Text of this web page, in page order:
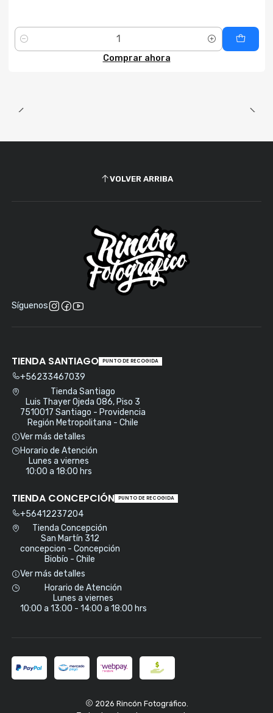
Cantidad
Comprar ahora
VOLVER ARRIBA
Síguenos
TIENDA SANTIAGO PUNTO DE RECOGIDA
+56233467039
Tienda Santiago
Luis Thayer Ojeda 086, Piso 3
7510017 Santiago - Providencia
Región Metropolitana - Chile
Ver más detalles
Horario de Atención
Lunes a viernes
10:00 a 18:00 hrs
TIENDA CONCEPCIÓN PUNTO DE RECOGIDA
+56412237204
Tienda Concepción
San Martín 312
concepcion - Concepción
Biobío - Chile
Ver más detalles
Horario de Atención
Lunes a viernes
10:00 a 13:00 - 14:00 a 18:00 hrs
2026 Rincón Fotográfico.